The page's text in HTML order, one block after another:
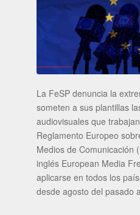
La FeSP denuncia la
someten a sus plantillas
audiovisuales que
Reglamento Europeo
Medios de Comunicación
inglés European Media
aplicarse en todos los
desde agosto del pasado